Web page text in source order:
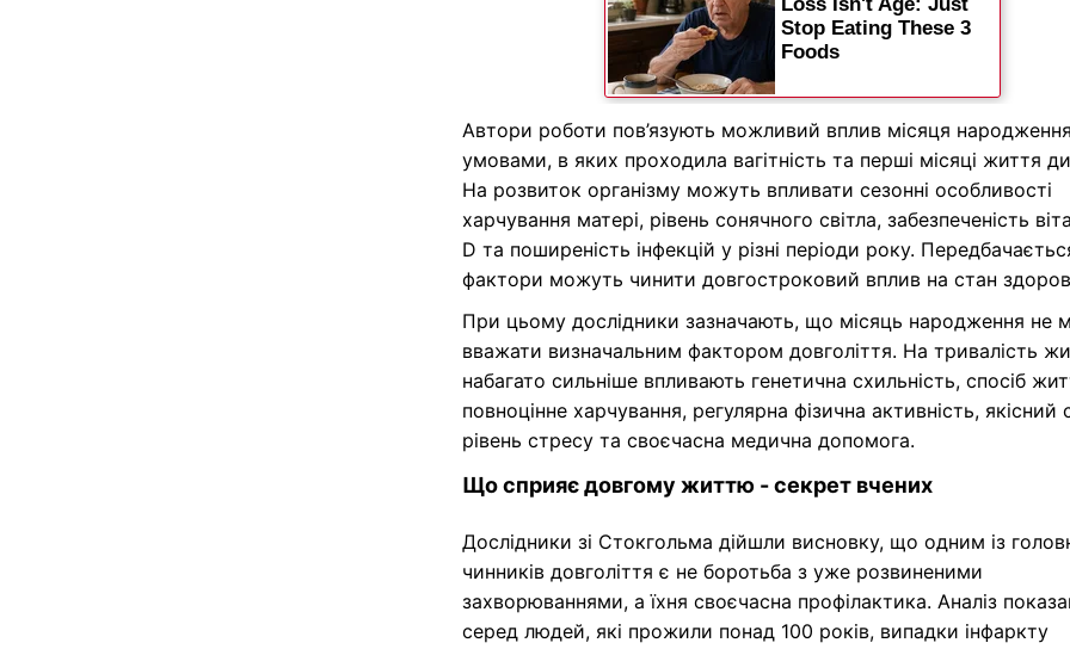
Автори роботи пов’язують можливий вплив місяця
умовами, в яких проходила вагітність та перші місяці життя
На розвиток організму можуть впливати сезонні особливості
харчування матері, рівень сонячного світла, забезпеченість
D та поширеність інфекцій у різні періоди року.
фактори можуть чинити довгостроковий вплив на стан
При цьому дослідники зазначають, що місяць народження не
вважати визначальним фактором довголіття. На тривалість
набагато сильніше впливають генетична схильність, спосіб
повноцінне харчування, регулярна фізична активність, якісний
рівень стресу та своєчасна медична допомога.
Що сприяє довгому життю - секрет вчених
Дослідники зі Стокгольма дійшли висновку, що одним із
чинників довголіття є не боротьба з уже розвиненими
захворюваннями, а їхня своєчасна профілактика. Аналіз
серед людей, які прожили понад 100 років, випадки інфаркту